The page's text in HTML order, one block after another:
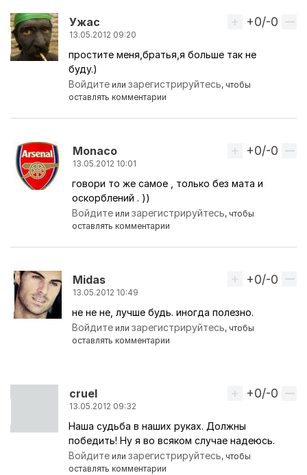
Ужас
13.05.2012 09:20
Вверх
+0/-0
простите меня,братья,я больше так не
буду.)
Войдите илизарегистрируйтесь, чтобы
оставлять комментарии
Monaco
13.05.2012 10:01
Ответ на комментарий пользователя
Вверх
+0/-0
говори то же самое , только без мата и
оскорблений . ))
Войдите илизарегистрируйтесь, чтобы
оставлять комментарии
Midas
13.05.2012 10:49
Ответ на комментарий пользователяУжас
Вверх
+0/-0
не не не, лучше будь. иногда полезно.
Войдите илизарегистрируйтесь, чтобы
оставлять комментарии
cruel
13.05.2012 09:32
Вверх
+0/-0
Наша судьба в наших руках. Должны
победить! Ну я во всяком случае надеюсь.
Войдите илизарегистрируйтесь, чтобы
оставлять комментарии